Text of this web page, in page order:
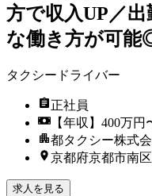
方で収入UP／
な働き方が可
タクシードライバー
正社員
【年収】400万
都タクシー株式
京都府京都市南
求人を見る